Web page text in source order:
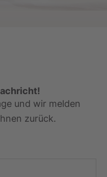
und wir melden
zurück.